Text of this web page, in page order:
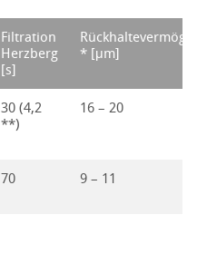
Filtration
Herzberg
[s]
Rückhaltevermögen
* [μm]
30 (4,2
**)
16 – 20
70 9 – 11